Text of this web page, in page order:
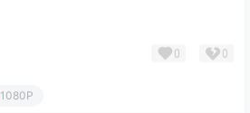
0 0
1080P